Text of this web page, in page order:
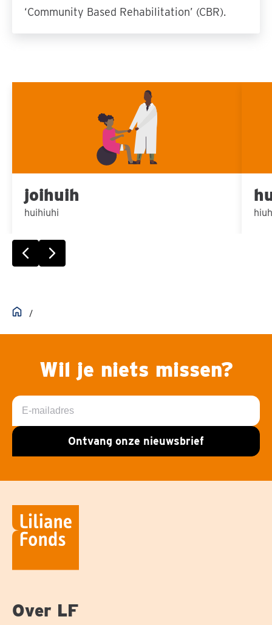
‘Community Based Rehabilitation’ (CBR).
joihuih
huihiuhi
Vorige slideVolgende slide
Home
Wil je niets missen?
E-
mailadres
Ontvang onze nieuwsbrief
Over LF